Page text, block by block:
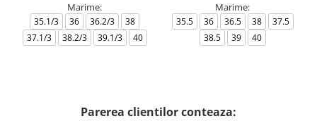
Marime:
35.1/3 36 36.2/3
38
37.1/3
38.2/3 39.1/3 40
Marime:
35.5 36 36.5 38
37.5
38.5
39 40
Parerea clientilor conteaza: